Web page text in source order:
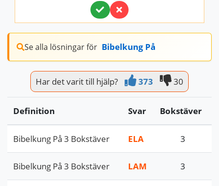
Se alla lösningar för Bibelkung På
Har det varit till hjälp? 373 30
Definition Svar Bokstäver
Bibelkung På 3 Bokstäver ELA 3
Bibelkung På 3 Bokstäver LAM 3